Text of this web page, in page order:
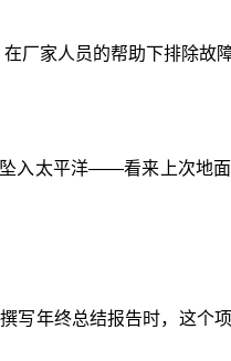
厂家人员的帮助下排除故障
入太平洋——看来上次地
写年终总结报告时，这个